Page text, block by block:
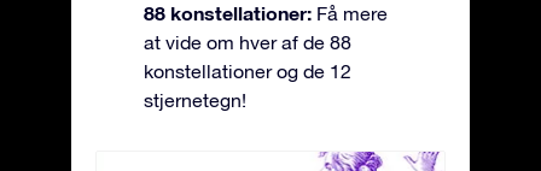
88 konstellationer: Få mere
at vide om hver af de 88
konstellationer og de 12
stjernetegn!